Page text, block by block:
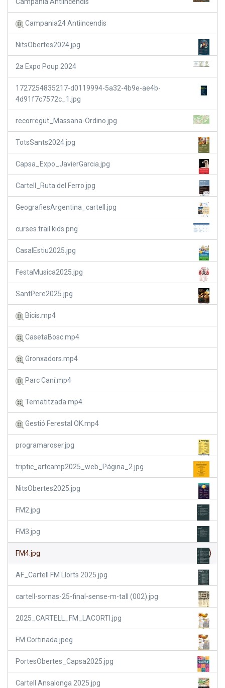
Campania Antiincendis
Campania24 Antiincendis
NitsObertes2024.jpg
2a Expo Poup 2024
1727254835217-d0119994-5a32-4b9e-ae4b-
4d91f7c7572c_1.jpg
recorregut_Massana-Ordino.jpg
TotsSants2024.jpg
Capsa_Expo_JavierGarcia.jpg
Cartell_Ruta del Ferro.jpg
GeografiesArgentina_cartell.jpg
curses trail kids.png
CasalEstiu2025.jpg
FestaMusica2025.jpg
SantPere2025.jpg
Bicis.mp4
CasetaBosc.mp4
Gronxadors.mp4
Parc Caní.mp4
Tematitzada.mp4
Gestió Ferestal OK.mp4
programaroser.jpg
triptic_artcamp2025_web_Página_2.jpg
NitsObertes2025.jpg
FM2.jpg
FM3.jpg
FM4.jpg
AF_Cartell FM Llorts 2025.jpg
cartell-sornas-25-final-sense-m-tall (002).jpg
2025_CARTELL_FM_LACORTI.jpg
FM Cortinada.jpeg
PortesObertes_Capsa2025.jpg
Cartell Ansalonga 2025.jpg